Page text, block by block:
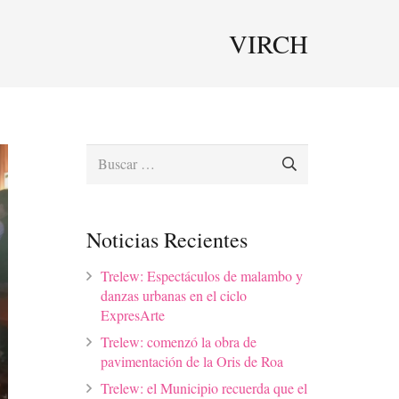
VIRCH
Buscar:
Noticias Recientes
Trelew: Espectáculos de malambo y
danzas urbanas en el ciclo
ExpresArte
Trelew: comenzó la obra de
pavimentación de la Oris de Roa
Trelew: el Municipio recuerda que el